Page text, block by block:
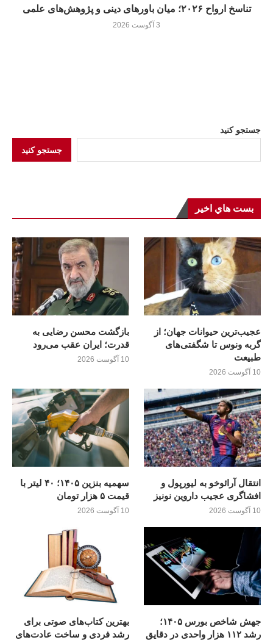
تناسخ ارواح ۲۰۲۶؛ میان باورهای دینی و پژوهش‌های علمی
3 آگوست 2026
جستجو کنید
جستجو کنید
بست هاي اخير
عجیب‌ترین حیوانات جهان؛ از
گربه ونوس تا شگفتی‌های
طبیعت
10 آگوست 2026
بازگشت محسن رضایی به
قدرت؛ ايران عقب می‌رود
10 آگوست 2026
انتقال آرائوخو به لیورپول و
افشاگری عجیب داروین نونیز
10 آگوست 2026
سهمیه بنزین ۱۴۰۵؛ ۴۰ لیتر با
قیمت ۵ هزار تومان
10 آگوست 2026
جهش شاخص بورس ۱۴۰۵؛
رشد ۱۱۲ هزار واحدی در دقایق
بهترین کتاب‌های صوتی برای
رشد فردی و ساخت عادت‌های